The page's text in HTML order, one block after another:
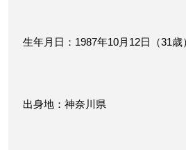
生年月日：1987年10月12日（31歳
出身地：神奈川県